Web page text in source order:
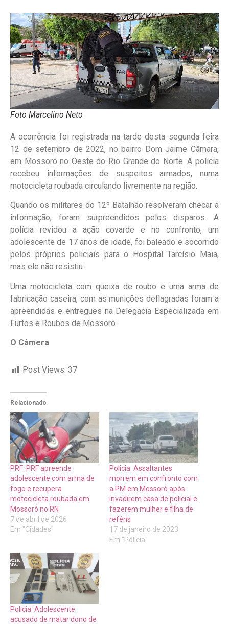
Foto Marcelino Neto
A ocorrência foi registrada na tarde desta segunda feira
12 de setembro de 2022, no bairro Dom Jaime Câmara,
em Mossoró no Oeste do Rio Grande do Norte. A polícia
recebeu informações de suspeitos armados, numa
motocicleta roubada circulando livremente na região.
Quando os militares do 12º Batalhão resolveram checar a
informação, foram surpreendidos pelos disparos. A
polícia revidou a ação covarde e no confronto, um
adolescente de 17 anos de idade, foi baleado e socorrido
pelos próprios policiais para o Hospital Tarcísio Maia,
mas ele não resistiu.
Uma motocicleta com queixa de roubo e uma arma de
fabricação caseira, com as munições deflagradas foram a
apreendidas e entregues na Delegacia Especializada em
Furtos e Roubos de Mossoró.
O Câmera
Post Views: 37
Relacionado
PRF: PRF apreende
adolescente com arma de
fogo e recupera
motocicleta roubada em
Mossoró no RN
7 de abril de 2026
Em "Cidades"
Policia: Assaltantes
morrem em confronto com
a PM em Mossoró após
invadirem casa de policial e
fazerem mulher e filha de
reféns
17 de janeiro de 2023
Em "Polícia"
Policia: Adolescente
acusado de matar dono de